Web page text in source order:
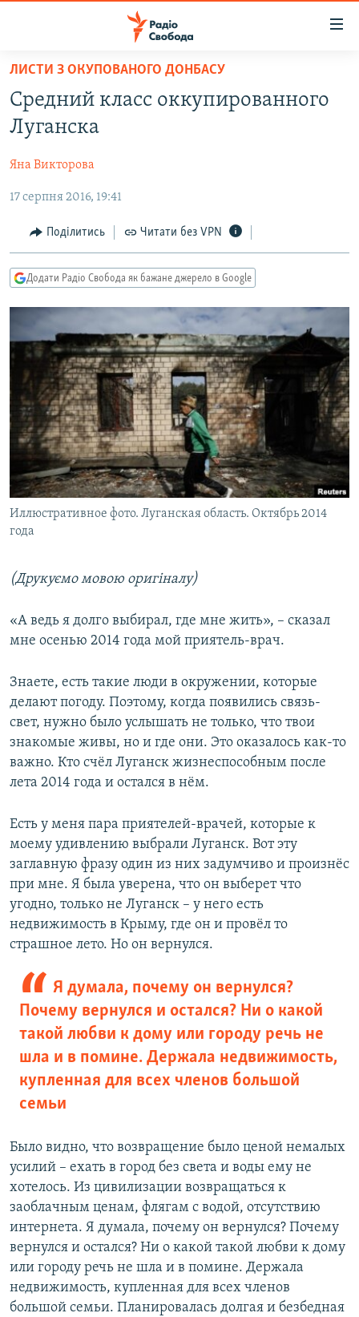
Перейти
основного
матеріалу
Перейти
до
навігації
Перейти
пошуку
ВСЕ ЗА ДОБУ
СТАТТІ
ПОЛІТИКА
ЕКОНОМІКА
СУСПІЛЬСТВО
СПОРТ
УКРАЇНА
СВІТ
ВІЙНА
РОСІЙСЬКА «ФІЛЬТРАЦІЯ»
ДОНБАС.РЕАЛІЇ
КРИМ.РЕАЛІЇ
ТИ ЯК?
СХЕМИ
КИТАЙ.ВИКЛИКИ
МУЛЬТИМЕДІА
ФОТО
СПЕЦПРОЄКТИ
ПОДКАСТИ
РУС
КТАТ
ДОЛУЧАЙСЯ!
Усі сайти RFE/RL
ЛИСТИ З ОКУПОВАНОГО ДОНБАСУ
Средний класс оккупированного
Луганска
Яна Викторова
17 серпня 2016, 19:41
Поділитись Читати без VPN
Додати Радіо Свобода як бажане джерело в Google
Иллюстративное фото. Луганская область. Октябрь 2014
года
(Друкуємо мовою оригіналу)
«А ведь я долго выбирал, где мне жить», – сказал
мне осенью 2014 года мой приятель-врач.
Знаете, есть такие люди в окружении, которые
делают погоду. Поэтому, когда появились связь-
свет, нужно было услышать не только, что твои
знакомые живы, но и где они. Это оказалось как-то
важно. Кто счёл Луганск жизнеспособным после
лета 2014 года и остался в нём.
Есть у меня пара приятелей-врачей, которые к
моему удивлению выбрали Луганск. Вот эту
заглавную фразу один из них задумчиво и произнёс
при мне. Я была уверена, что он выберет что
угодно, только не Луганск – у него есть
недвижимость в Крыму, где он и провёл то
страшное лето. Но он вернулся.
Я думала, почему он вернулся?
Почему вернулся и остался? Ни о какой
такой любви к дому или городу речь не
шла и в помине. Держала недвижимость,
купленная для всех членов большой
семьи
Было видно, что возвращение было ценой немалых
усилий – ехать в город без света и воды ему не
хотелось. Из цивилизации возвращаться к
заоблачным ценам, флягам с водой, отсутствию
интернета. Я думала, почему он вернулся? Почему
вернулся и остался? Ни о какой такой любви к дому
или городу речь не шла и в помине. Держала
недвижимость, купленная для всех членов
большой семьи. Планировалась долгая и безбедная